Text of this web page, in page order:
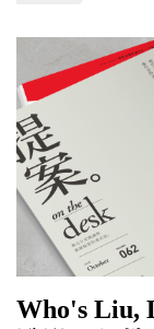
Who's Liu,